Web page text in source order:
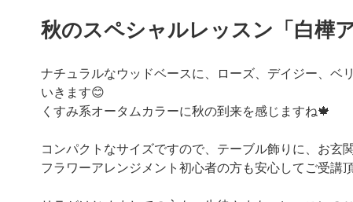
秋のスペシャルレッスン「白樺
ナチュラルなウッドベースに、ローズ、デイジー、ベ
いきます😊⁡
くすみ系オータムカラーに秋の到来を感じますね🍁⁡
コンパクトなサイズですので、テーブル飾りに、お玄
フラワーアレンジメント初心者の方も安心してご受講